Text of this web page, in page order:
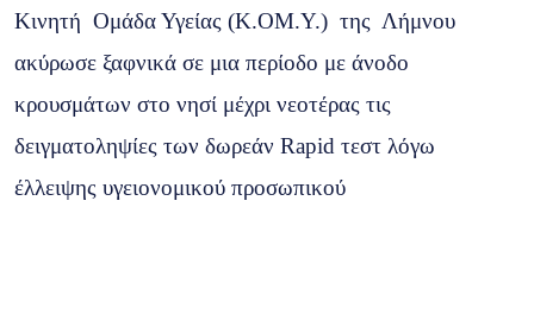
Κινητή Ομάδα Υγείας (Κ.ΟΜ.Υ.) της Λήμνου
ακύρωσε ξαφνικά σε μια περίοδο με άνοδο
κρουσμάτων στο νησί μέχρι νεοτέρας τις
δειγματοληψίες των δωρεάν Rapid τεστ λόγω
έλλειψης υγειονομικού προσωπικού